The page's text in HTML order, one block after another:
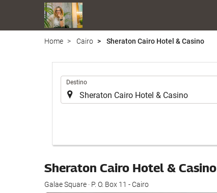
Home Cairo Sheraton Cairo Hotel & Casino
Destino
Sheraton Cairo Hotel & Casino
Galae Square · P. O. Box 11 - Cairo